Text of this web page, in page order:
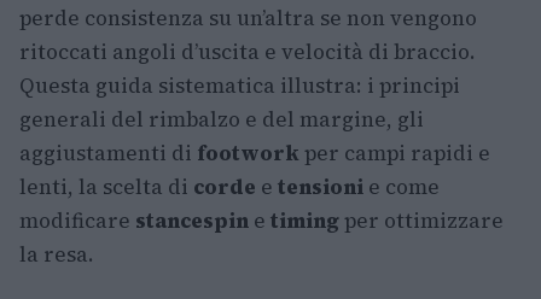
perde consistenza su un’altra se non vengono
ritoccati angoli d’uscita e velocità di braccio.
Questa guida sistematica illustra: i principi
generali del rimbalzo e del margine, gli
aggiustamenti di footwork per campi rapidi e
lenti, la scelta di corde e tensioni e come
modificare stancespin e timingper ottimizzare
la resa.